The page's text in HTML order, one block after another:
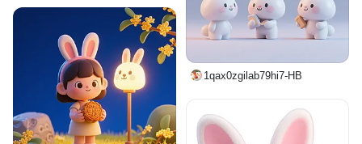
1qax0zgilab79hi7-HB